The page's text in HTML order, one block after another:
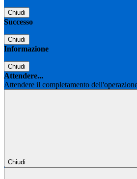
Chiudi
Successo
Chiudi
Informazione
Chiudi
Attendere...
Attendere il completamento
Chiudi